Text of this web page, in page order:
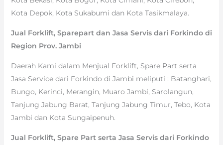
Kota Depok, Kota Sukabumi dan Kota Tasikmalaya.
Jual Forklift, Sparepart dan Jasa Servis dari Forkindo di
Region Prov. Jambi
Daerah Kami dalam Menjual Forklift, Spare Part serta
Jasa Service dari Forkindo di Jambi meliputi : Batanghari,
Bungo, Kerinci, Merangin, Muaro Jambi, Sarolangun,
Tanjung Jabung Barat, Tanjung Jabung Timur, Tebo, Kota
Jambi dan Kota Sungaipenuh.
Jual Forklift, Spare Part serta Jasa Servis dari Forkindo